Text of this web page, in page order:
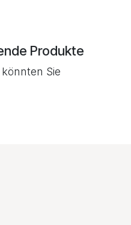
Produkte
Sie